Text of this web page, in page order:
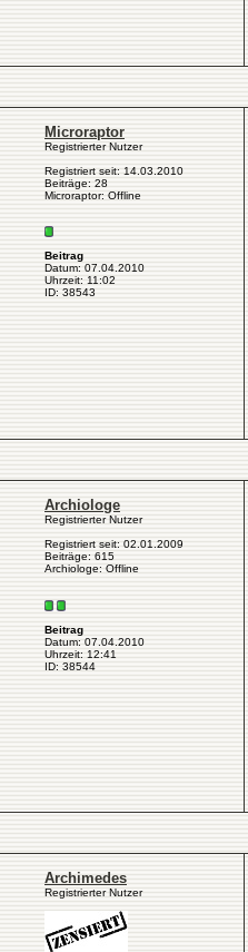
Microraptor
Registrierter Nutzer
Registriert seit: 14.03.2010
Beiträge: 28
Microraptor: Offline
Beitrag
Datum: 07.04.2010
Uhrzeit: 11:02
ID: 38543
Archiologe
Registrierter Nutzer
Registriert seit: 02.01.2009
Beiträge: 615
Archiologe: Offline
Beitrag
Datum: 07.04.2010
Uhrzeit: 12:41
ID: 38544
Archimedes
Registrierter Nutzer